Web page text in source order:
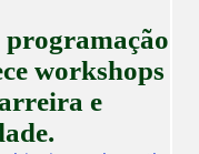
workshops
e